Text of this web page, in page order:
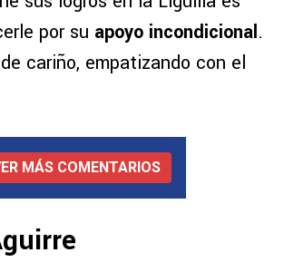
por su apoyo incondicional.
cariño, empatizando con el
MÁS COMENTARIOS